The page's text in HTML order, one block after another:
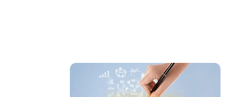
Jetzt lesen